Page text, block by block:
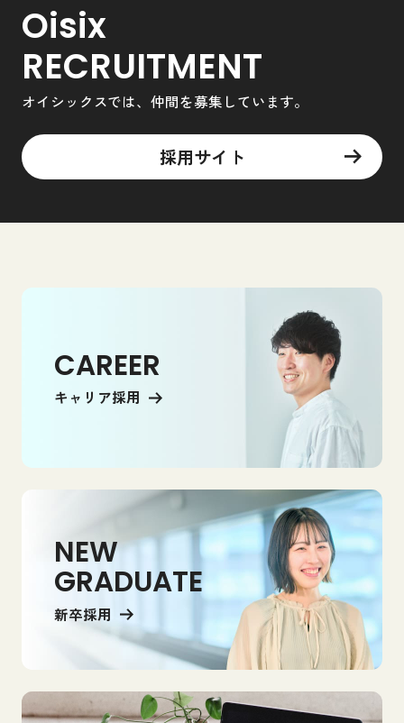
Oisix
RECRUITMENT
オイシックスでは、仲間を募集しています。
採用サイト
CAREER
キャリア採用
NEW
GRADUATE
新卒採用